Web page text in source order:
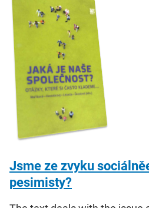
Jsme ze zvyku
pesimisty?